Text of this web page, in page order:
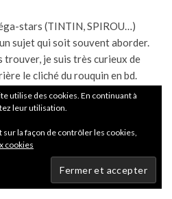
stars (TINTIN, SPIROU…)
sujet qui soit souvent aborder.
trouver, je suis très curieux de
le cliché du rouquin en bd.
de BD, auriez-vous une autre
de faire interagir les gens sur un
utilise des cookies. En continuant à
leur utilisation.
la façon de contrôler les cookies,
cookies